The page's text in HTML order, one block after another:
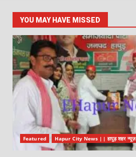
YOU MAY HAVE MISSED
Featured Hapur City News || हापुड़ शहर न्यूज़